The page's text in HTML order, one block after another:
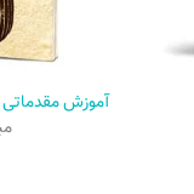
آموزش